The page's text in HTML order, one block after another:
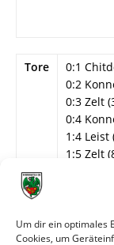
Um dir ein optimales
Cookies, um
Tore
0:1
0:2
0:3 Zelt
0:4
1:4 Leist
1:5 Zelt
Info
7.
Wegner